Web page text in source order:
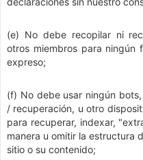
(e) No debe recopilar ni
otros miembros para ningún
expreso;
(f) No debe usar ningún
/ recuperación, u otro
para recuperar, indexar,
manera u omitir la estructura
sitio o su contenido;